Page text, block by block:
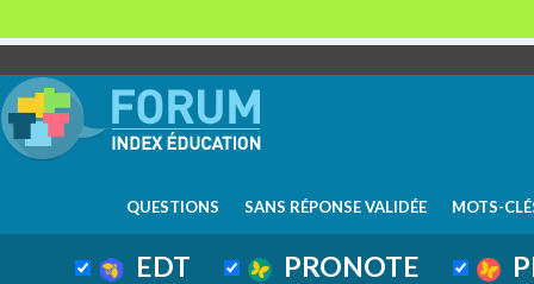
QUESTIONS SANS RÉPONSE VALIDÉE MOTS-
EDT PRONOTE